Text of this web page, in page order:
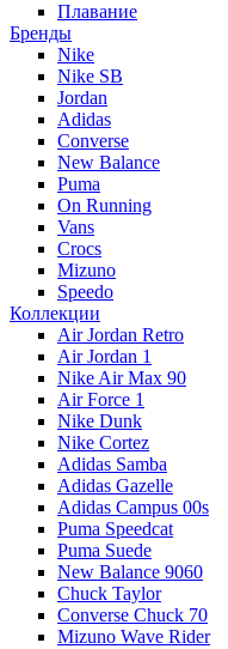
Плавание
Бренды
Nike
Nike SB
Jordan
Adidas
Converse
New Balance
Puma
On Running
Vans
Crocs
Mizuno
Speedo
Коллекции
Air Jordan Retro
Air Jordan 1
Nike Air Max 90
Air Force 1
Nike Dunk
Nike Cortez
Adidas Samba
Adidas Gazelle
Adidas Campus 00s
Puma Speedcat
Puma Suede
New Balance 9060
Chuck Taylor
Converse Chuck 70
Mizuno Wave Rider